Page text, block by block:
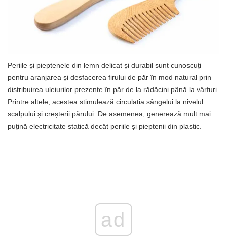
Periile și pieptenele din lemn delicat și durabil sunt cunoscuți
pentru aranjarea și desfacerea firului de păr în mod natural prin
distribuirea uleiurilor prezente în păr de la rădăcini până la vârfuri.
Printre altele, acestea stimulează circulația sângelui la nivelul
scalpului și creșterii părului. De asemenea, generează mult mai
puțină electricitate statică decât periile și pieptenii din plastic.
ad